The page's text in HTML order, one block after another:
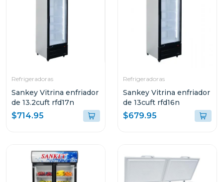
Refrigeradoras
Sankey Vitrina enfriador
de 13.2cuft rfd17n
$714.95
Refrigeradoras
Sankey Vitrina enfriador
de 13cuft rfd16n
$679.95